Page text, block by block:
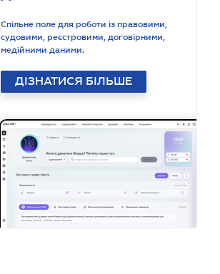
Спільне поле для роботи із правовими,
судовими, реєстровими, договірними,
медійними даними.
ДІЗНАТИСЯ БІЛЬШЕ